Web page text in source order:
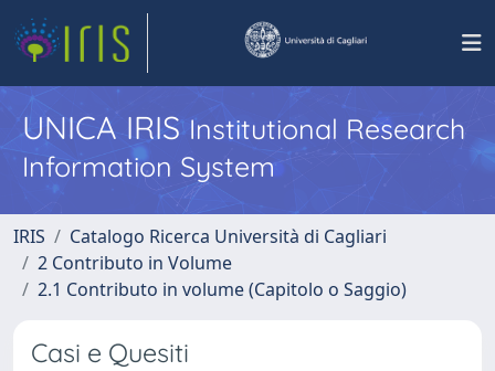
UNICA IRISInstitutional Research
Information System
IRIS
Catalogo Ricerca Università di Cagliari
2 Contributo in Volume
2.1 Contributo in volume (Capitolo o Saggio)
Casi e Quesiti